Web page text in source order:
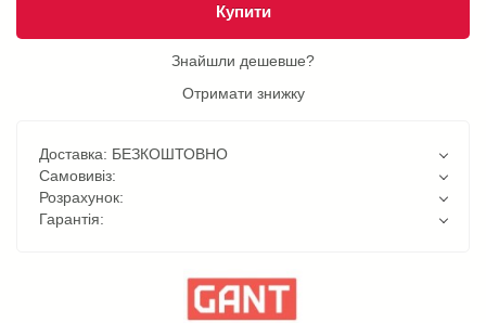
Купити
Знайшли дешевше?
Отримати знижку
Доставка: БЕЗКОШТОВНО
Самовивіз:
Розрахунок:
Гарантія: